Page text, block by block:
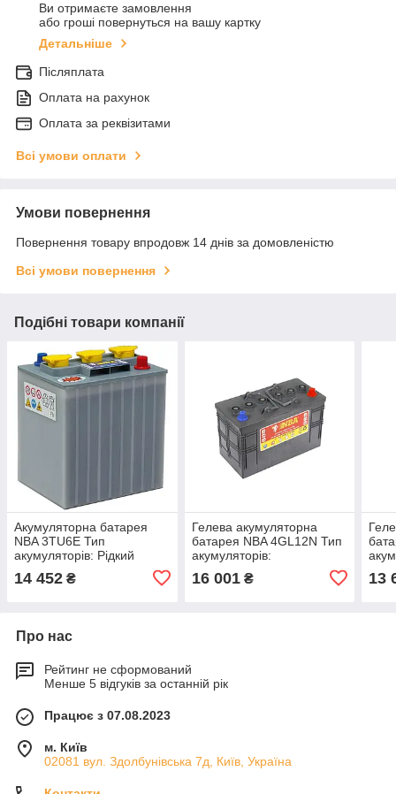
Ви отримаєте замовлення
або гроші повернуться на вашу картку
Детальніше
Післяплата
Оплата на рахунок
Оплата за реквізитами
Всі умови оплати
Умови повернення
Повернення товару впродовж 14 днів за домовленістю
Всі умови повернення
Подібні товари компанії
Акумуляторна батарея
NBA 3TU6E Тип
акумуляторів: Рідкий
А·год: 180, Ємність С20,
14 452 ₴
Гелева акумуляторна
батарея NBA 4GL12N Тип
акумуляторів:
Гелеподібний електроліт
(GEL), Ємність С5, А·год:
16 001₴ 13
Про нас
Рейтинг не сформований
Менше 5 відгуків за останній рік
Працює з 07.08.2023
м. Київ
02081 вул. Здолбунівська 7д, Київ, Україна